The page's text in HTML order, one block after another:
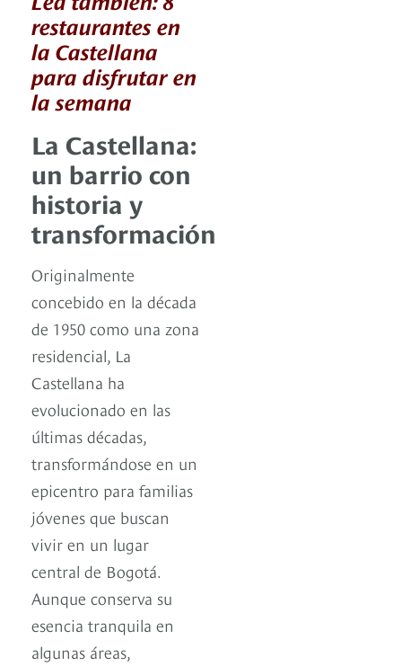
restaurantes en
la Castellana
para disfrutar en
la semana
La Castellana:
un barrio con
historia y
transformación
Originalmente
concebido en la década
de 1950 como una zona
residencial, La
Castellana ha
evolucionado en las
últimas décadas,
transformándose en un
epicentro para familias
jóvenes que buscan
vivir en un lugar
central de Bogotá.
Aunque conserva su
esencia tranquila en
algunas áreas,